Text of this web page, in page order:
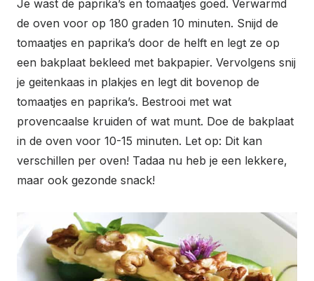
Je wast de paprika’s en tomaatjes goed. Verwarmd
de oven voor op 180 graden 10 minuten. Snijd de
tomaatjes en paprika’s door de helft en legt ze op
een bakplaat bekleed met bakpapier. Vervolgens snij
je geitenkaas in plakjes en legt dit bovenop de
tomaatjes en paprika’s. Bestrooi met wat
provencaalse kruiden of wat munt. Doe de bakplaat
in de oven voor 10-15 minuten. Let op: Dit kan
verschillen per oven! Tadaa nu heb je een lekkere,
maar ook gezonde snack!